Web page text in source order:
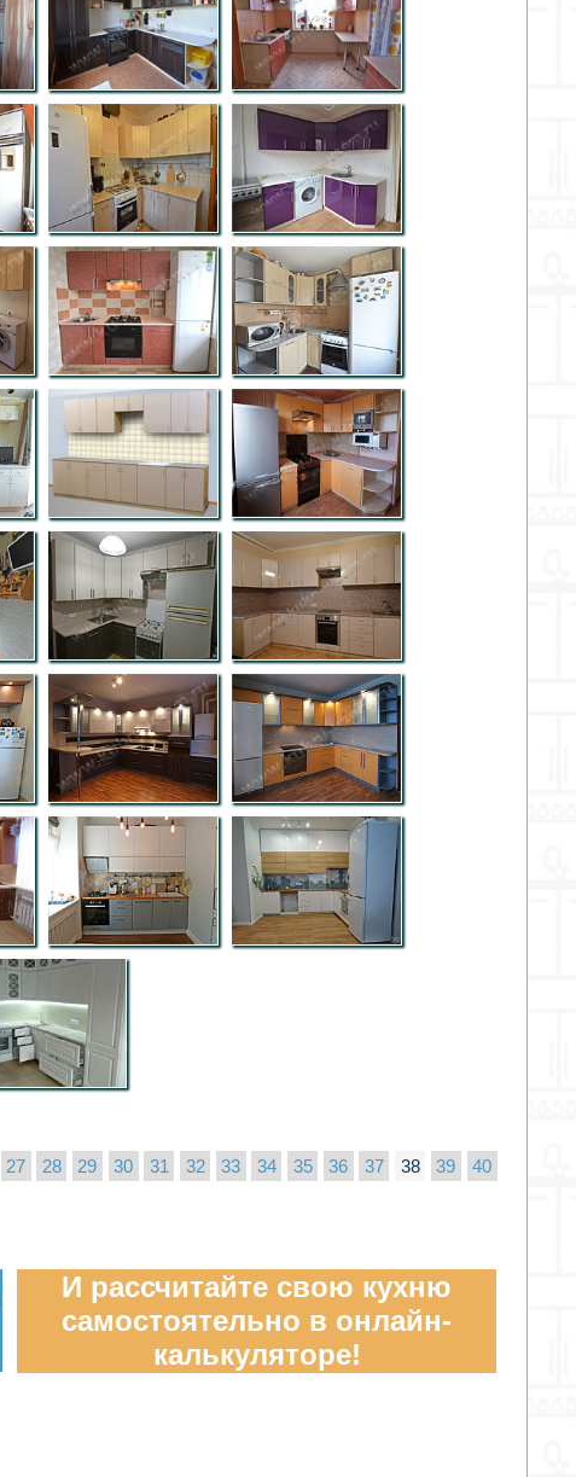
27 28 29 30 31 32 33 34 35 36 37 38 39
40
И рассчитайте свою кухню
самостоятельно в онлайн-
калькуляторе!